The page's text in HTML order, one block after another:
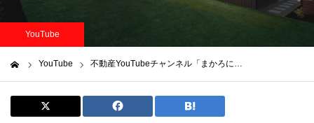
YouTube
YouTube 不動産YouTubeチャンネル「まかろに…
不動産関連調査
不動産事業者向けコラム